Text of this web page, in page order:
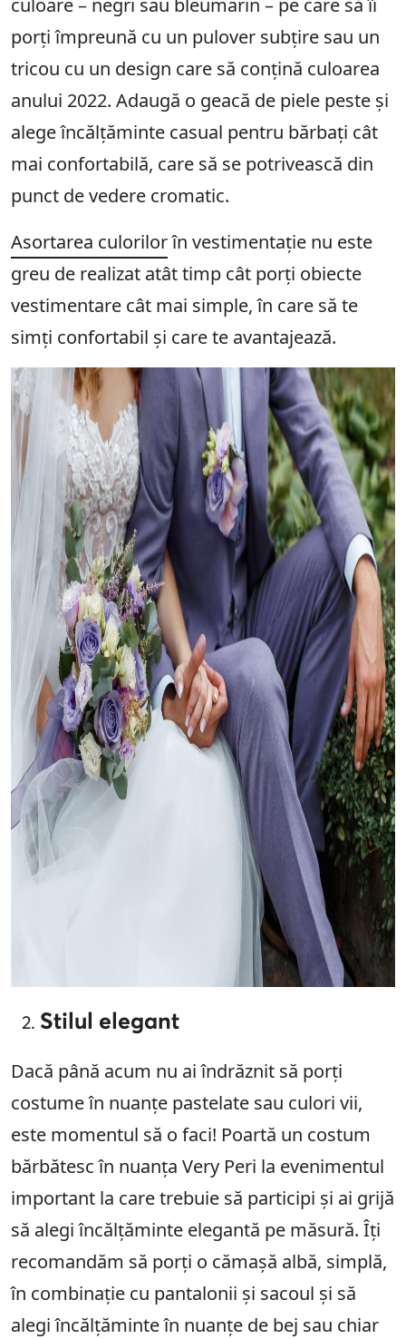
culoare – negri sau bleumarin – pe care să îi
porți împreună cu un pulover subțire sau un
tricou cu un design care să conțină culoarea
anului 2022. Adaugă o geacă de piele peste și
alege încălțăminte casual pentru bărbați cât
mai confortabilă, care să se potrivească din
punct de vedere cromatic.
Asortarea culorilorîn vestimentație nu este
greu de realizat atât timp cât porți obiecte
vestimentare cât mai simple, în care să te
simți confortabil și care te avantajează.
Stilul elegant
Dacă până acum nu ai îndrăznit să porți
costume în nuanțe pastelate sau culori vii,
este momentul să o faci! Poartă un costum
bărbătesc în nuanța Very Peri la evenimentul
important la care trebuie să participi și ai grijă
să alegi încălțăminte elegantă pe măsură. Îți
recomandăm să porți o cămașă albă, simplă,
în combinație cu pantalonii și sacoul și să
alegi încălțăminte în nuanțe de bej sau chiar